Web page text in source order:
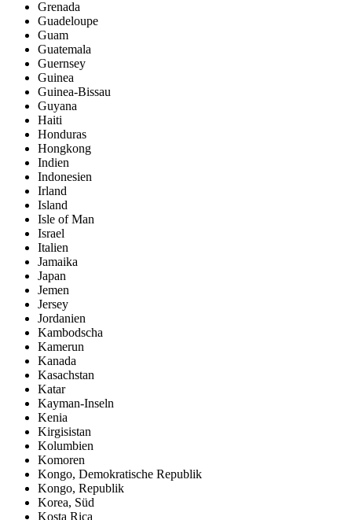
Grenada
Guadeloupe
Guam
Guatemala
Guernsey
Guinea
Guinea-Bissau
Guyana
Haiti
Honduras
Hongkong
Indien
Indonesien
Irland
Island
Isle of Man
Israel
Italien
Jamaika
Japan
Jemen
Jersey
Jordanien
Kambodscha
Kamerun
Kanada
Kasachstan
Katar
Kayman-Inseln
Kenia
Kirgisistan
Kolumbien
Komoren
Kongo, Demokratische Republik
Kongo, Republik
Korea, Süd
Kosta Rica